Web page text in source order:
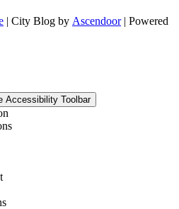
| City Blog by Ascendoor| Powered
Accessibility Toolbar